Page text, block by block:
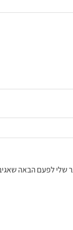
שלי לפעם הבאה